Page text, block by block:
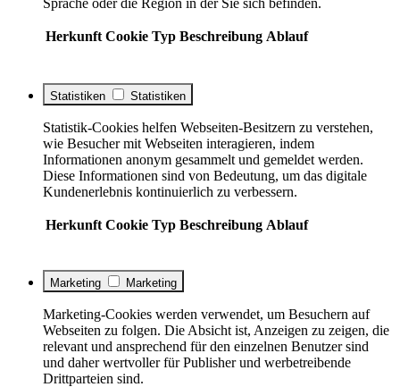
Herkunft Cookie Typ Beschreibung Ablauf
Statistiken Statistiken
Statistik-Cookies helfen Webseiten-Besitzern zu verstehen,
wie Besucher mit Webseiten interagieren, indem
Informationen anonym gesammelt und gemeldet werden.
Diese Informationen sind von Bedeutung, um das digitale
Kundenerlebnis kontinuierlich zu verbessern.
Herkunft Cookie Typ Beschreibung Ablauf
Marketing Marketing
Marketing-Cookies werden verwendet, um Besuchern auf
Webseiten zu folgen. Die Absicht ist, Anzeigen zu zeigen, die
relevant und ansprechend für den einzelnen Benutzer sind
und daher wertvoller für Publisher und werbetreibende
Drittparteien sind.